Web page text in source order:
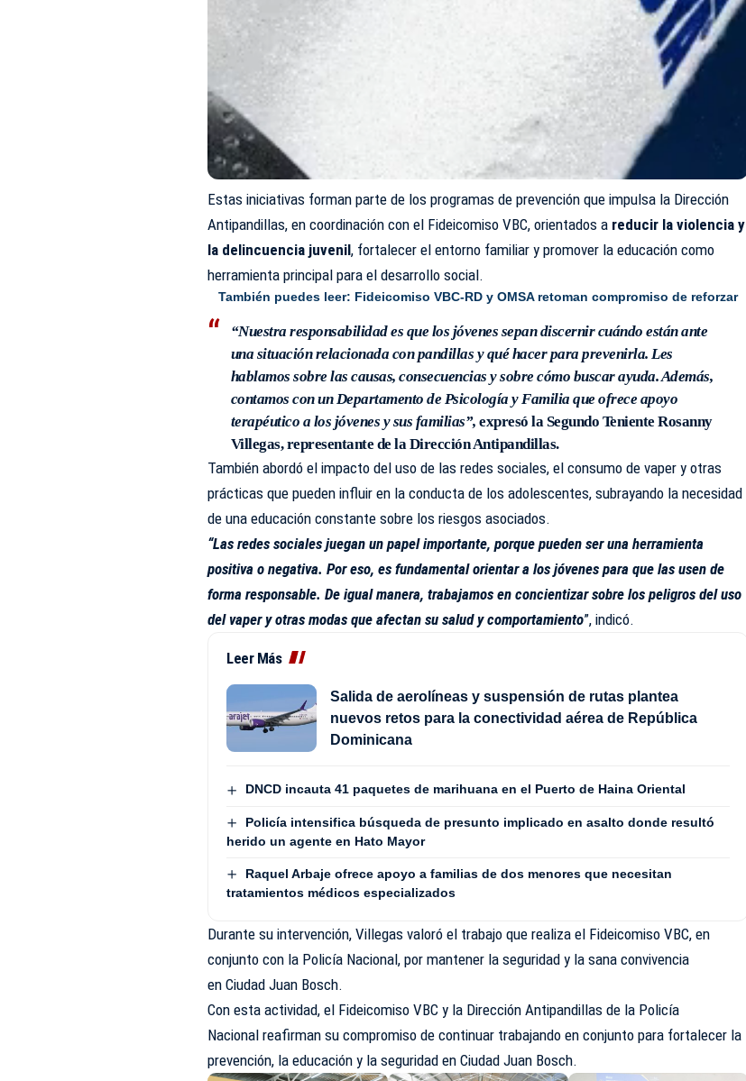
Estas iniciativas forman parte de los programas de prevención que impulsa la Dirección
Antipandillas, en coordinación con el Fideicomiso VBC, orientados a reducir la violencia y
la delincuencia juvenil, fortalecer el entorno familiar y promover la educación como
herramienta principal para el desarrollo social.
También puedes leer: Fideicomiso VBC-RD y OMSA retoman compromiso de reforzar
“Nuestra responsabilidad es que los jóvenes sepan discernir cuándo están ante
una situación relacionada con pandillas y qué hacer para prevenirla. Les
hablamos sobre las causas, consecuencias y sobre cómo buscar ayuda. Además,
contamos con un Departamento de Psicología y Familia que ofrece apoyo
terapéutico a los jóvenes y sus familias”, expresóla Segundo Teniente Rosanny
Villegas, representante de la Dirección Antipandillas.
También abordó el impacto del uso de las redes sociales, el consumo de vaper y otras
prácticas que pueden influir en la conducta de los adolescentes, subrayando la necesidad
de una educación constante sobre los riesgos asociados.
“Las redes sociales juegan un papel importante, porque pueden ser una herramienta
positiva o negativa. Por eso, es fundamental orientar a los jóvenes para que las usen de
forma responsable. De igual manera, trabajamos en concientizar sobre los peligros del uso
del vaper y otras modas que afectan su salud y comportamiento”, indicó.
Leer Más
Salida de aerolíneas y suspensión de rutas plantea
nuevos retos para la conectividad aérea de República
Dominicana
DNCD incauta 41 paquetes de marihuana en el Puerto de Haina Oriental
Policía intensifica búsqueda de presunto implicado en asalto donde resultó
herido un agente en Hato Mayor
Raquel Arbaje ofrece apoyo a familias de dos menores que necesitan
tratamientos médicos especializados
Durante su intervención, Villegas valoró el trabajo que realiza el Fideicomiso VBC, en
conjunto con la Policía Nacional, por mantener la seguridad y la sana convivencia
en Ciudad Juan Bosch.
Con esta actividad, el Fideicomiso VBC y la Dirección Antipandillas de la Policía
Nacional reafirman su compromiso de continuar trabajando en conjunto para fortalecer la
prevención, la educación y la seguridad en Ciudad Juan Bosch.